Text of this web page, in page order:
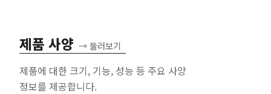
제품 사양 →둘러보기
제품에 대한 크기, 기능, 성능 등 주요 사양
정보를 제공합니다.